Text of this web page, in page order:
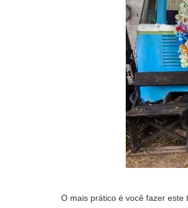
O mais prático é você fazer este